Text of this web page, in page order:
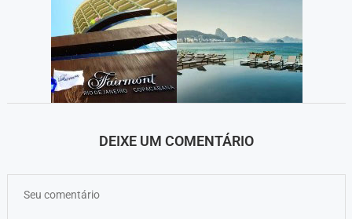
DEIXE UM COMENTÁRIO